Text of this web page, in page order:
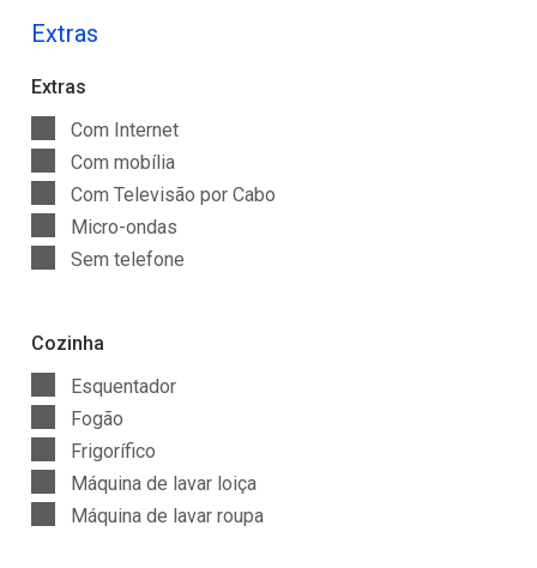
Extras
Extras
Com Internet
Com mobília
Com Televisão por Cabo
Micro-ondas
Sem telefone
Cozinha
Esquentador
Fogão
Frigorífico
Máquina de lavar loiça
Máquina de lavar roupa